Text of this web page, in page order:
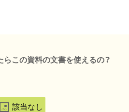
らこの資料の文書を使えるの？
該当なし